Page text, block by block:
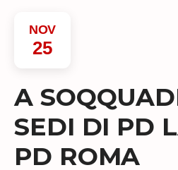
NOV
25
A
SEDI DI PD
PD ROMA